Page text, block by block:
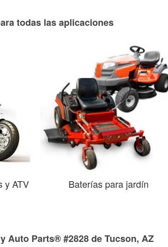
todas las aplicaciones
y ATV Baterías para jardín
Auto Parts® #2828 de Tucson, AZ